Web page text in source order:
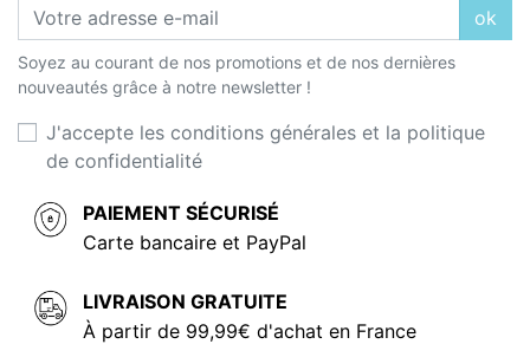
ok
Soyez au courant de nos promotions et de nos dernières
nouveautés grâce à notre newsletter !
J'accepte les conditions générales et la politique
de confidentialité
PAIEMENT SÉCURISÉ
Carte bancaire et PayPal
LIVRAISON GRATUITE
À partir de 99,99€ d'achat en France